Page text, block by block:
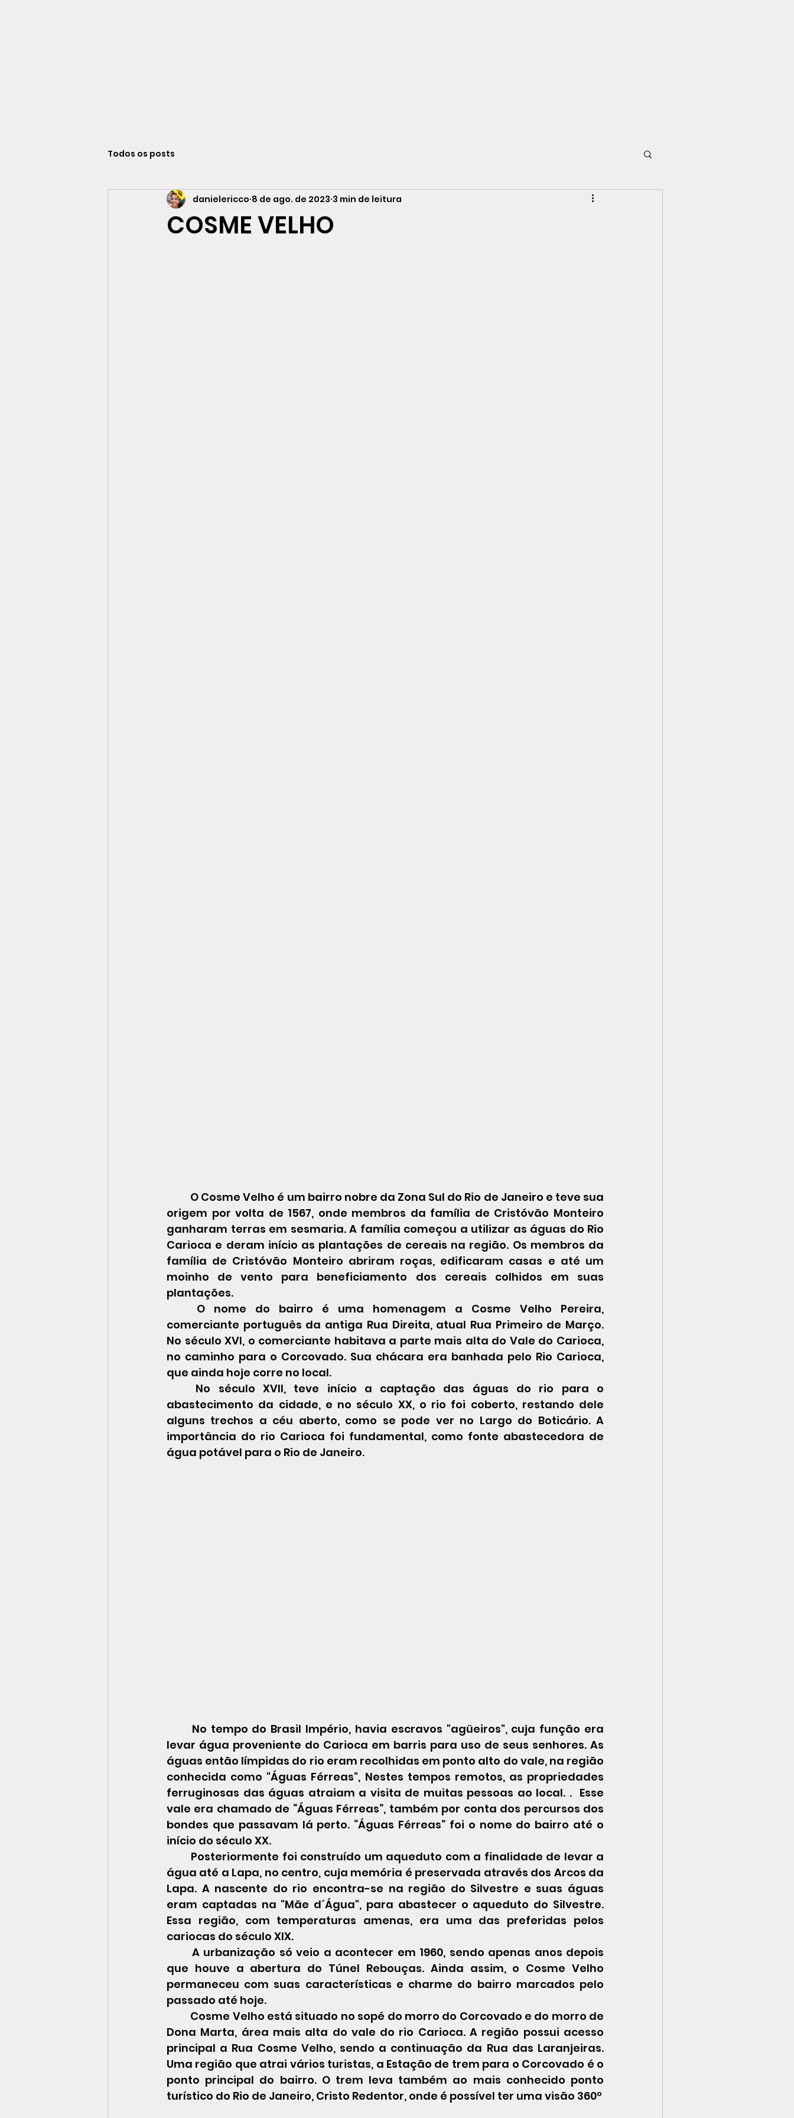
Todos os posts
COSME VELHO
danielericco 8 de ago. de 2023 3 min de leitura
O Cosme Velho é um bairro nobre da Zona Sul do Rio de Janeiro e teve sua
origem por volta de 1567, onde membros da família de Cristóvão Monteiro
ganharam terras em sesmaria. A família começou a utilizar as águas do Rio
Carioca e deram início as plantações de cereais na região. Os membros da
família de Cristóvão Monteiro abriram roças, edificaram casas e até um
moinho de vento para beneficiamento dos cereais colhidos em suas
plantações.
comerciante português da antiga Rua Direita, atual Rua Primeiro de Março.
No século XVI, o comerciante habitava a parte mais alta do Vale do Carioca,
no caminho para o Corcovado. Sua chácara era banhada pelo Rio Carioca,
que ainda hoje corre no local.
No século XVII, teve início a captação das águas do rio para o
abastecimento da cidade, e no século XX, o rio foi coberto, restando dele
alguns trechos a céu aberto, como se pode ver no Largo do Boticário. A
importância do rio Carioca foi fundamental, como fonte abastecedora de
água potável para o Rio de Janeiro.
No tempo do Brasil Império, havia escravos "agüeiros", cuja função era
levar água proveniente do Carioca em barris para uso de seus senhores. As
águas então límpidas do rio eram recolhidas em ponto alto do vale, na região
conhecida como "Águas Férreas", Nestes tempos remotos, as propriedades
ferruginosas das águas atraiam a visita de muitas pessoas ao local. .  Esse
vale era chamado de “Águas Férreas”, também por conta dos percursos dos
bondes que passavam lá perto. “Águas Férreas” foi o nome do bairro até o
início do século XX.
Posteriormente foi construído um aqueduto com a finalidade de levar a
água até a Lapa, no centro, cuja memória é preservada através dos Arcos da
Lapa. A nascente do rio encontra-se na região do Silvestre e suas águas
eram captadas na "Mãe d´Água", para abastecer o aqueduto do Silvestre.
Essa região, com temperaturas amenas, era uma das preferidas pelos
cariocas do século XIX.
A urbanização só veio a acontecer em 1960, sendo apenas anos depois
que houve a abertura do Túnel Rebouças. Ainda assim, o Cosme Velho
permaneceu com suas características e charme do bairro marcados pelo
passado até hoje.
Cosme Velho está situado no sopé do morro do Corcovado e do morro de
Dona Marta, área mais alta do vale do rio Carioca. A região possui acesso
principal a Rua Cosme Velho, sendo a continuação da Rua das Laranjeiras.
Uma região que atrai vários turistas, a Estação de trem para o Corcovado é o
ponto principal do bairro. O trem leva também ao mais conhecido ponto